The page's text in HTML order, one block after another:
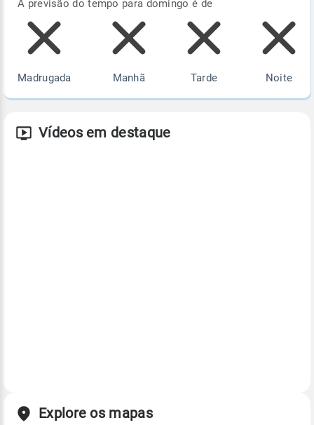
A previsão do tempo para domingo é de
Madrugada Manhã Tarde Noite
Vídeos em destaque
Explore os mapas